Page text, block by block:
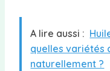
A lire aussi :
quelles variétés
naturellement ?